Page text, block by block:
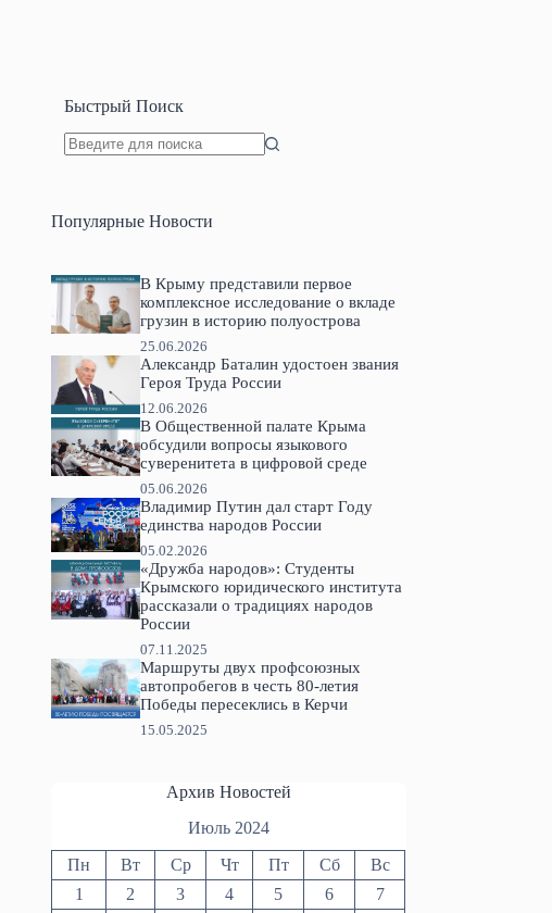
Быстрый Поиск
Популярные Новости
В Крыму представили первое
комплексное исследование о вкладе
грузин в историю полуострова
25.06.2026
Александр Баталин удостоен звания
Героя Труда России
12.06.2026
В Общественной палате Крыма
обсудили вопросы языкового
суверенитета в цифровой среде
05.06.2026
Владимир Путин дал старт Году
единства народов России
05.02.2026
«Дружба народов»: Студенты
Крымского юридического института
рассказали о традициях народов
России
07.11.2025
Маршруты двух профсоюзных
автопробегов в честь 80-летия
Победы пересеклись в Керчи
15.05.2025
Архив Новостей
Июль 2024
Пн Вт Ср Чт Пт Сб
Вс
1
2 3 4 5 6
7